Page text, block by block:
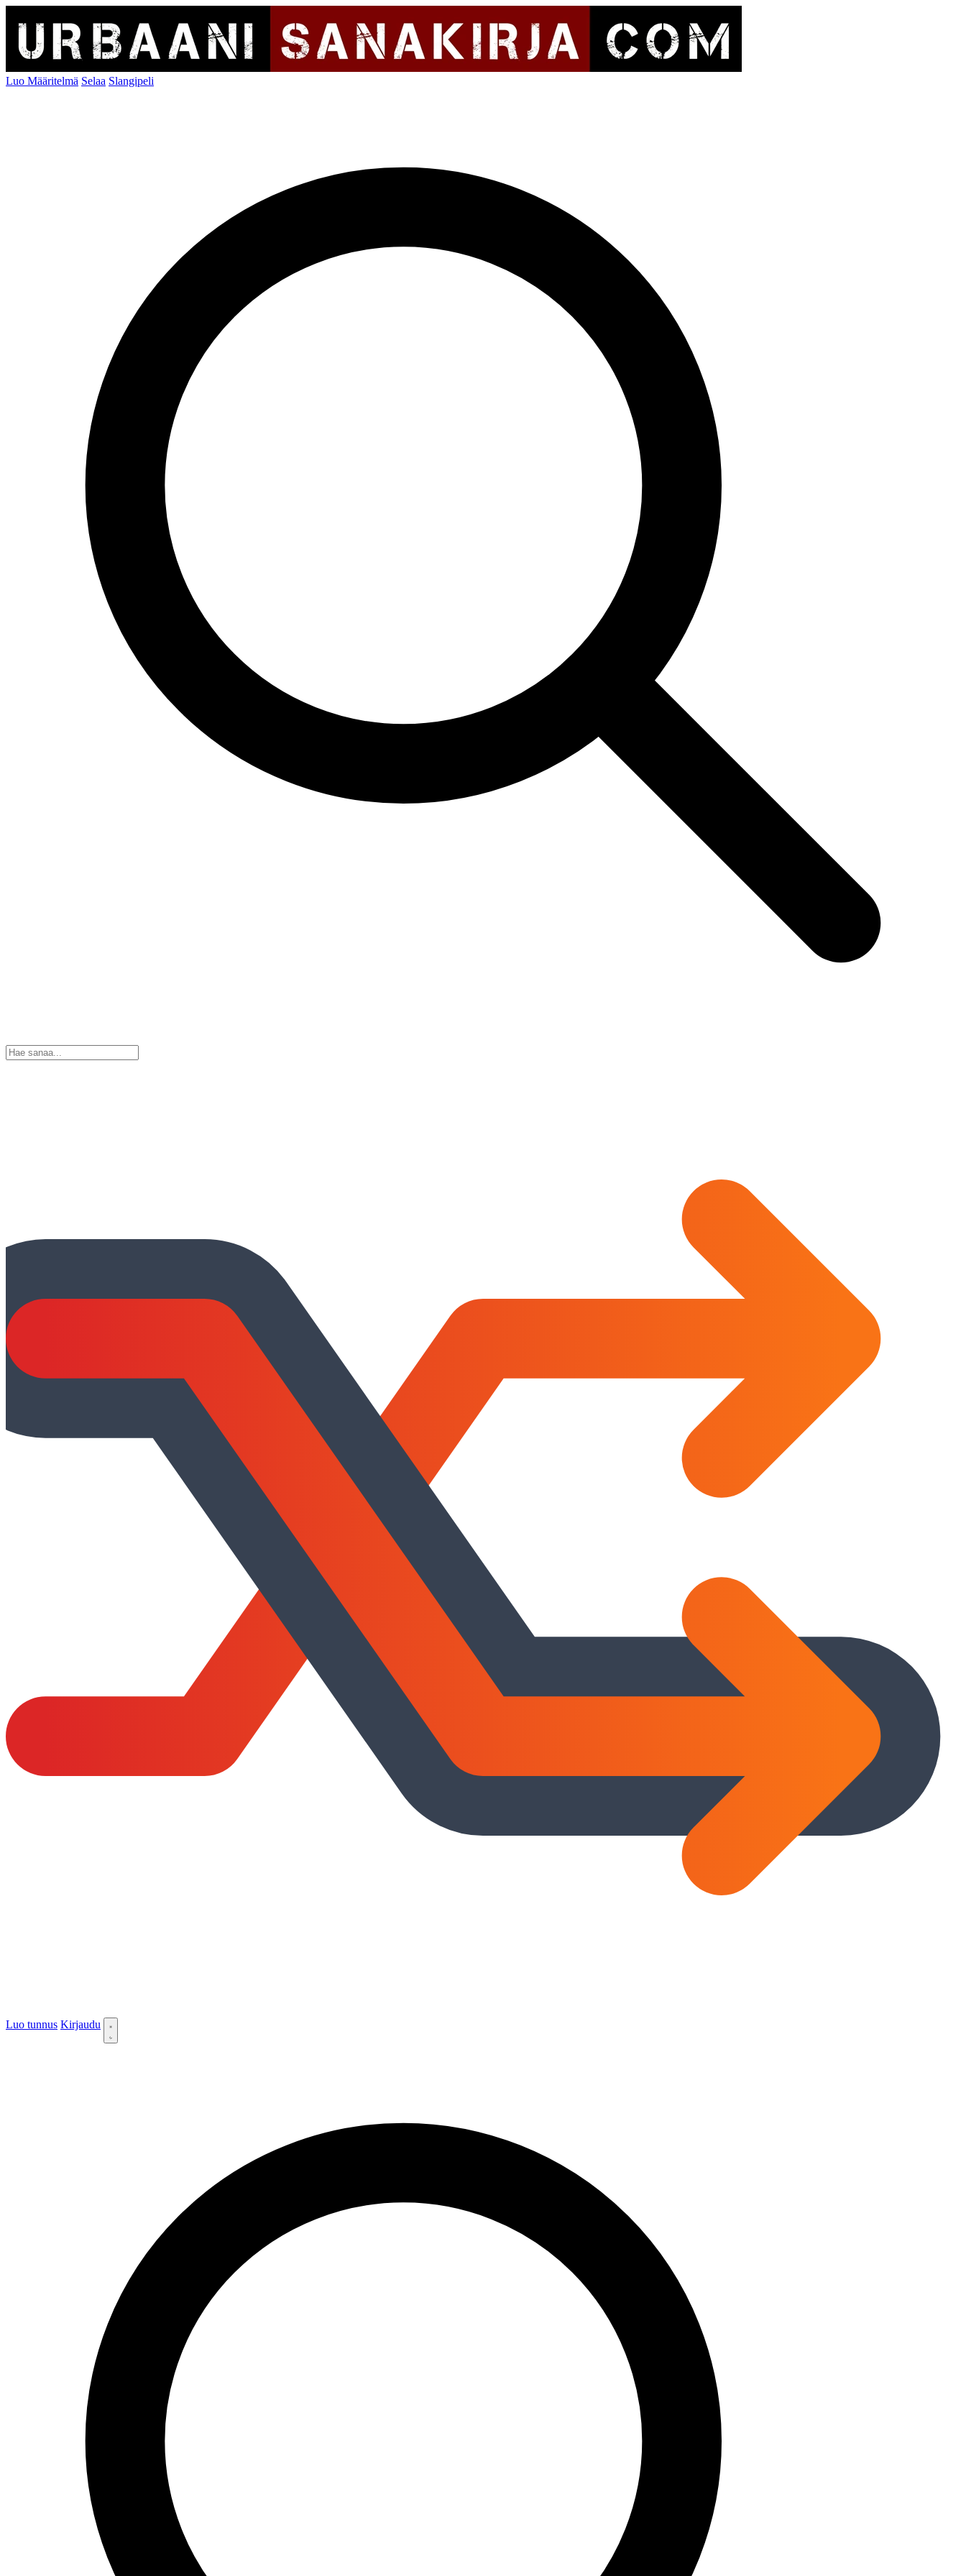
Luo Määritelmä Selaa Slangipeli
Luo tunnus Kirjaudu